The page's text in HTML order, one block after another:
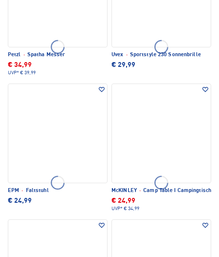
Petzl · Spatha Messer
€ 34,99
UVP* € 39,99
Uvex · Sportstyle 230 Sonnenbrille
€ 29,99
EPM · Faltstuhl
€ 24,99
McKINLEY · Camp Table I Campingtisch
€ 24,99
UVP* € 34,99